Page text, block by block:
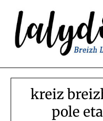
content
kreiz
pole